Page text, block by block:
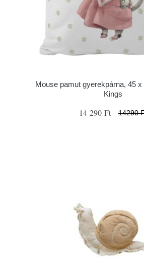
Mouse pamut gyerekpárna, 45
Kings
14 290 Ft 14290